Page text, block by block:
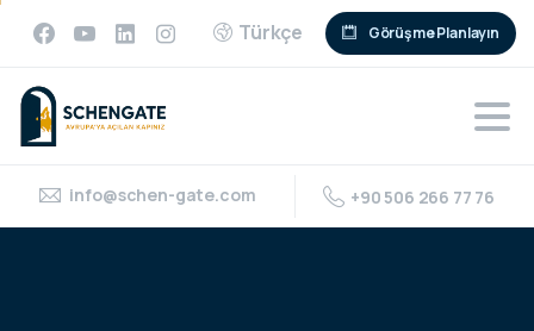
Türkçe Görüşme Planlayın
info@schen-gate.com +90 506 266 77 76